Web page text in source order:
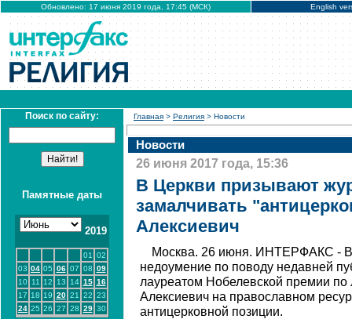
Обновлено: 17 июня 2019 года, 17:45 (МСК) English
Поиск по сайту:
Памятные даты
2019
01
02
03 04 05 06 07 08 09
10
11 12 13 14 15 16
17 18 19 20 21 22 23
24 25 26 27 28 29 30
Главная > Религия > Новости
Новости
26 июня 2017 года, 15:36
В Церкви призывают
замалчивать
Алексиевич
Москва. 26 июня. ИНТЕРФАКС - В
недоумение по поводу недавней
лауреатом Нобелевской премии по
Алексиевич на православном
антицерковной позиции.